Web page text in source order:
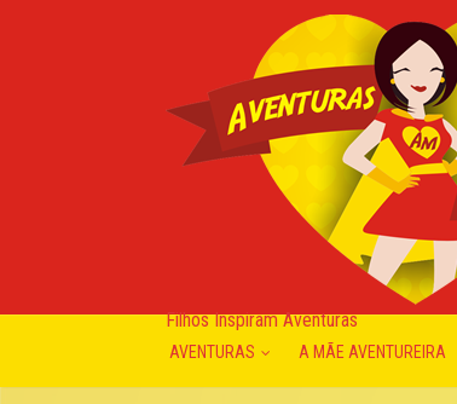
Filhos Inspiram Aventuras
AVENTURAS A MÃE AVENTUREIRA